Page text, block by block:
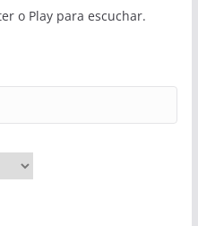
o Play para escuchar.